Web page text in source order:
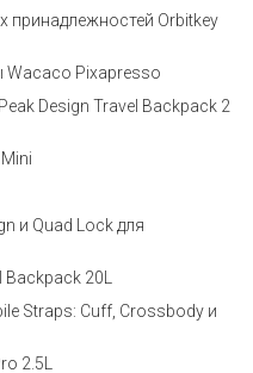
принадлежностей Orbitkey
Pixapresso
Design Travel Backpack 2
и Quad Lock для
20L
Straps: Cuff, Crossbody и
2.5L